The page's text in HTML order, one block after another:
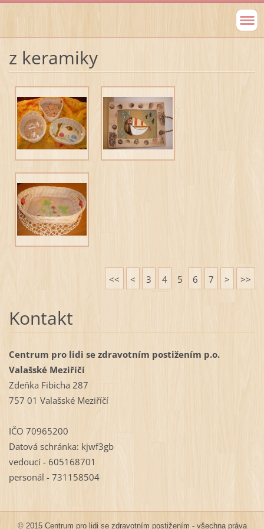
z keramiky
<< < 3 4 5 6 7 > >>
Kontakt
Centrum pro lidi se zdravotním postižením p.o.
Valašské Meziříčí
Zdeňka Fibicha 287
757 01 Valašské Meziříčí
IČO 70965200
Datová schránka: kjwf3gb
vedoucí - 605168701
personál - 731158504
© 2015 Centrum pro lidi se zdravotním postižením - všechna práva